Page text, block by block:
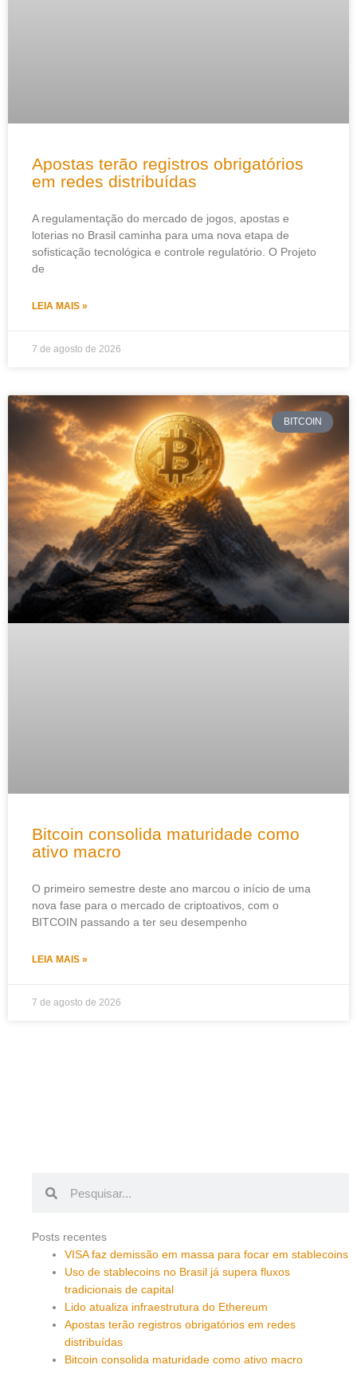
Apostas terão registros obrigatórios
em redes distribuídas
A regulamentação do mercado de jogos, apostas e
loterias no Brasil caminha para uma nova etapa de
sofisticação tecnológica e controle regulatório. O Projeto
de
LEIA MAIS »
7 de agosto de 2026
BITCOIN
Bitcoin consolida maturidade como
ativo macro
O primeiro semestre deste ano marcou o início de uma
nova fase para o mercado de criptoativos, com o
BITCOIN passando a ter seu desempenho
LEIA MAIS »
7 de agosto de 2026
Posts recentes
VISA faz demissão em massa para focar em stablecoins
Uso de stablecoins no Brasil já supera fluxos
tradicionais de capital
Lido atualiza infraestrutura do Ethereum
Apostas terão registros obrigatórios em redes
distribuídas
Bitcoin consolida maturidade como ativo macro